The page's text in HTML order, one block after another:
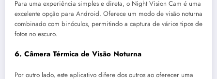
Para uma experiência simples e direta, o Night Vision Cam é uma
excelente opção para Android. Oferece um modo de visão noturna
combinado com binóculos, permitindo a captura de vários tipos de
fotos no escuro.
6. Câmera Térmica de Visão Noturna
Por outro lado, este aplicativo difere dos outros ao oferecer uma